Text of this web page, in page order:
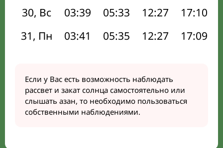
30, Вс
03:39 05:33 12:27 17:10
31, Пн
03:41 05:35 12:27 17:09
Если у Вас есть возможность наблюдать
рассвет и закат солнца самостоятельно или
слышать азан, то необходимо пользоваться
собственными наблюдениями.